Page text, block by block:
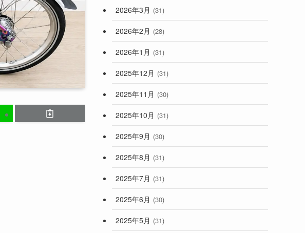
2026年3月 (31)
2026年2月 (28)
2026年1月 (31)
2025年12月 (31)
2025年11月 (30)
2025年10月 (31)
2025年9月 (30)
2025年8月 (31)
2025年7月 (31)
2025年6月 (30)
2025年5月 (31)